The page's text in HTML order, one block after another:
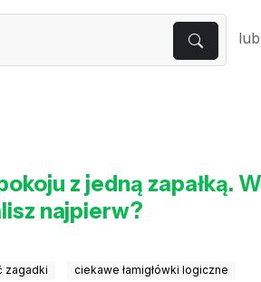
lub
z jedną zapałką.
najpierw?
zagadki ciekawe łamigłówki logiczne